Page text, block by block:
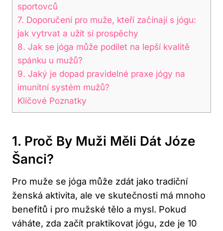
sportovců
7. Doporučení pro muže, kteří začínají s jógu:
jak vytrvat a užít si prospěchy
8. Jak se jóga může podílet na lepší kvalitě
spánku u mužů?
9. Jaký je dopad pravidelné praxe jógy na
imunitní systém mužů?
Klíčové Poznatky
1. Proč By Muži Měli Dát Józe
Šanci?
Pro muže se jóga může zdát jako tradiční
ženská aktivita, ale ve skutečnosti má mnoho
benefitů i pro mužské tělo a mysl. Pokud
váháte, zda začít praktikovat jógu, zde je 10